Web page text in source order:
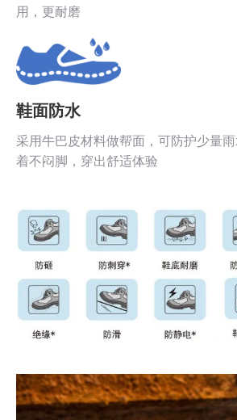
用，更耐磨
鞋面防水
采用牛巴皮材料做帮面，可防护少量
着不闷脚，穿出舒适体验